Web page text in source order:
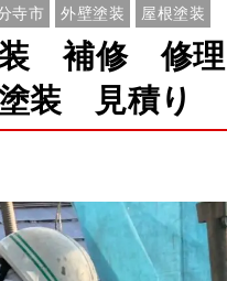
寺市 外壁塗装 屋根塗装
補修 修
装 見積り